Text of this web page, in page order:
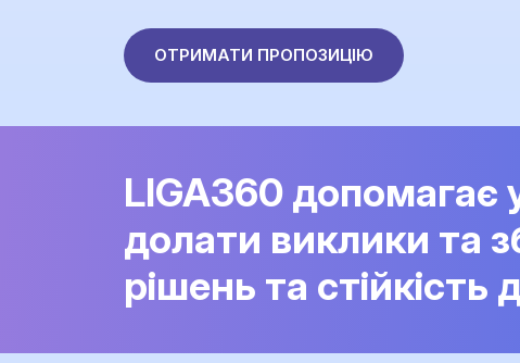
ОТРИМАТИ ПРОПОЗИЦІЮ
LIGA360 допомагає
долати виклики та
рішень та стійкість